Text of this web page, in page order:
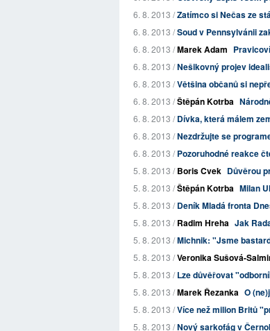
6. 8. 2013 /Zatímco si Nečas ze
6. 8. 2013 /Soud v Pennsylvánii
6. 8. 2013 /Marek Adam
6. 8. 2013 /Nešikovný projev
6. 8. 2013 /Většina občanů si
6. 8. 2013 /Štěpán Kotrba
6. 8. 2013 /Dívka, která málem
6. 8. 2013 /Nezdržujte se
6. 8. 2013 /Pozoruhodné reakce
5. 8. 2013 /Boris Cvek Důvěrou
5. 8. 2013 /Štěpán Kotrba Milan
5. 8. 2013 /Deník Mladá fronta
5. 8. 2013 /Radim Hreha Jak
5. 8. 2013 /Michnik: "Jsme
5. 8. 2013 /Veronika Sušová-
5. 8. 2013 /Lze důvěřovat
5. 8. 2013 /Marek Řezanka O
5. 8. 2013 /Více než milion Britů
5. 8. 2013 /Nový sarkofág v